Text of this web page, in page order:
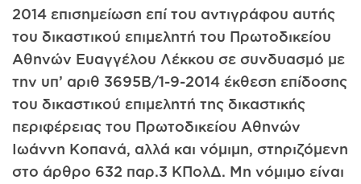
2014 επισημείωση επί του αντιγράφου αυτής
του δικαστικού επιμελητή του Πρωτοδικείου
Αθηνών Ευαγγέλου Λέκκου σε συνδυασμό με
την υπ’ αριθ 3695Β/1-9-2014 έκθεση επίδοσης
του δικαστικού επιμελητή της δικαστικής
περιφέρειας του Πρωτοδικείου Αθηνών
Ιωάννη Κοπανά, αλλά και νόμιμη, στηριζόμενη
στο άρθρο 632 παρ.3 ΚΠολΔ. Μη νόμιμο είναι